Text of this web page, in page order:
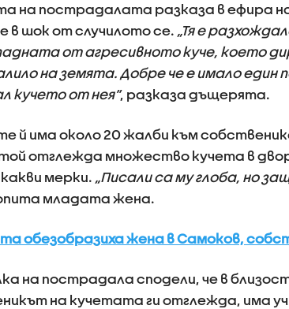
на пострадалата разказа в ефира на
в шок от случилото се. „Тя е
от агресивното куче, което
на земята. Добре че е имало един
кучето от нея”, разказа дъщерята.
й има около 20 жалби към
той отглежда множество кучета в
мерки. „Писали са му глоба, но
младата жена.
обезобразиха жена в Самоков,
на пострадала сподели, че в
на кучетата ги отглежда, има